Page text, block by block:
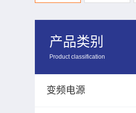
产品类别
Product classification
变频电源